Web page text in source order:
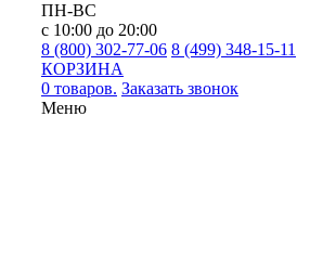
ПН-ВС
с 10:00 до 20:00
8 (800) 302-77-06 8 (499) 348-15-11
КОРЗИНА
0 товаров. Заказать звонок
Меню